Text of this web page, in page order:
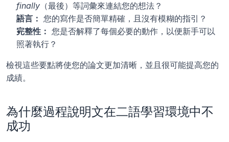
finally （最後）等詞彙來連結您的想法？
語言： 您的寫作是否簡單精確，且沒有模糊的指引？
完整性： 您是否解釋了每個必要的動作，以便新手可以
照著執行？
檢視這些要點將使您的論文更加清晰，並且很可能提高您的
成績。
為什麼過程說明文在二語學習環境中不
成功